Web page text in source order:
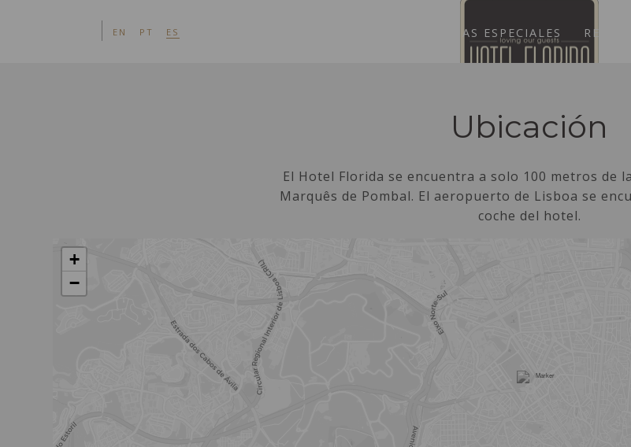
EN PT ES OFERTAS ESPECIALES
Ubicación
El Hotel Florida se encuentra a solo 100 metros de
Marquês de Pombal. El aeropuerto de Lisboa se
coche del hotel.
+
−